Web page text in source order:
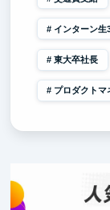
インターン生
東大卒社長
プロダクトマ